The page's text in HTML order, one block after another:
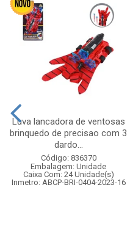
Luva lancadora de ventosas
brinquedo de precisao com 3
dardo...
Código: 836370
Embalagem: Unidade
Caixa Com: 24 Unidade(s)
Inmetro: ABCP-BRI-0404-2023-16